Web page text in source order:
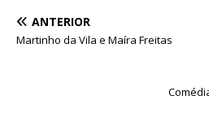
p o
ANTERIOR
Martinho da Vila e Maíra Freitas